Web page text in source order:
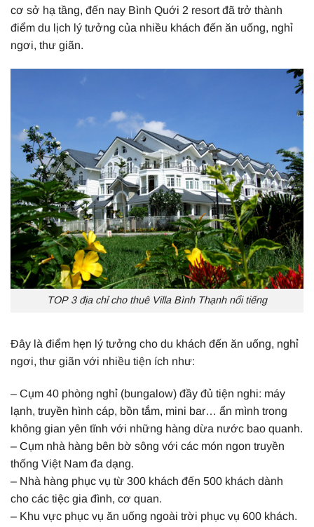
cơ sở hạ tầng, đến nay Bình Quới 2 resort đã trở thành
điểm du lịch lý tưởng của nhiều khách đến ăn uống, nghỉ
ngơi, thư giãn.
TOP 3 địa chỉ cho thuê Villa Bình Thạnh nổi tiếng
Đây là điểm hẹn lý tưởng cho du khách đến ăn uống, nghỉ
ngơi, thư giãn với nhiều tiện ích như:
– Cụm 40 phòng nghỉ (bungalow) đầy đủ tiện nghi: máy
lạnh, truyền hình cáp, bồn tắm, mini bar… ẩn mình trong
không gian yên tĩnh với những hàng dừa nước bao quanh.
– Cụm nhà hàng bên bờ sông với các món ngon truyền
thống Việt Nam đa dạng.
– Nhà hàng phục vụ từ 300 khách đến 500 khách dành
cho các tiệc gia đình, cơ quan.
– Khu vực phục vụ ăn uống ngoài trời phục vụ 600 khách.